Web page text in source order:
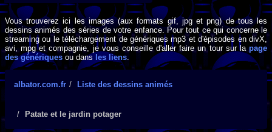
Vous trouverez ici les images (aux formats gif, jpg et png) de tous les
dessins animés des séries de votre enfance. Pour tout ce qui concerne le
streaming ou le téléchargement de génériques mp3 et d'épisodes en divX,
avi, mpg et compagnie, je vous conseille d'aller faire un tour sur lapage
des génériques ou dans les liens
albator.com.fr Liste des dessins animés
Patate et le jardin potager